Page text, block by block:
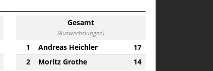
Gesamt
(Auswechslungen)
1 Andreas Heichler
17
2
Moritz Grothe
14